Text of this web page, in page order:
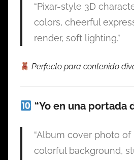
“Pixar-style 3D
colors, cheerful
render, soft lighting.”
Perfecto para contenido
“Yo en una portada
“Album cover photo of
colorful background,